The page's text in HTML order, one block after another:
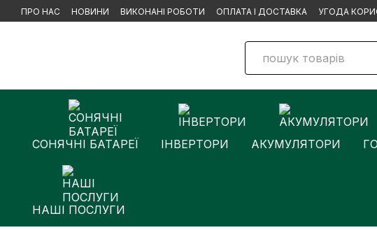
Перейти до основного контенту
ПРО НАС НОВИНИ ВИКОНАНІ РОБОТИ ОПЛАТА І ДОСТАВКА УГОДА
СОНЯЧНІ БАТАРЕЇ ІНВЕРТОРИ АКУМУЛЯТОРИ
НАШІ ПОСЛУГИ